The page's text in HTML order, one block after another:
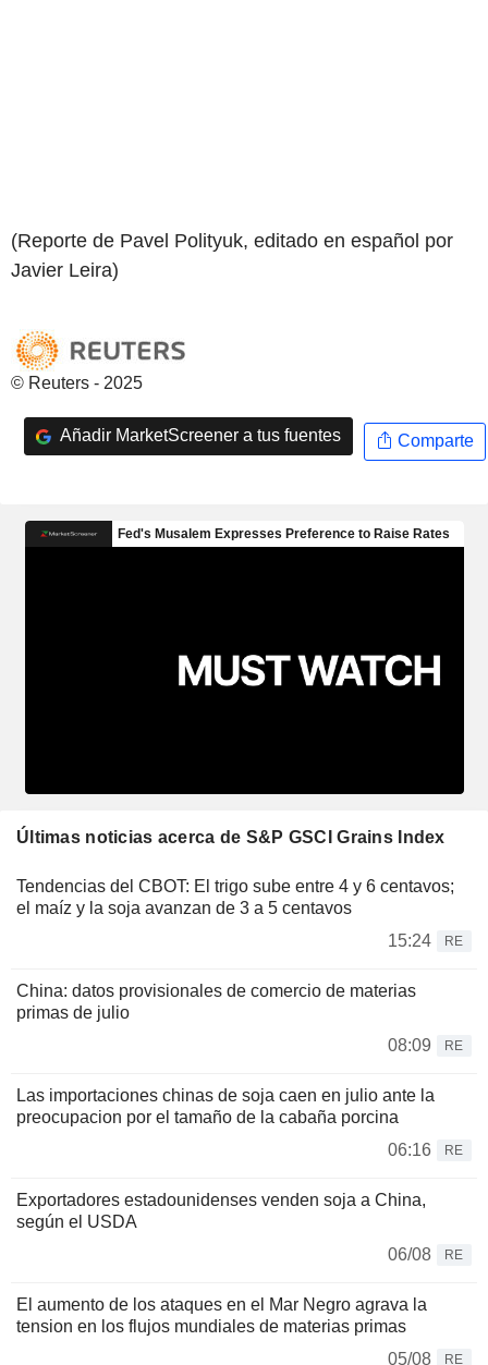
(Reporte de Pavel Polityuk, editado en español por
Javier Leira)
© Reuters - 2025
Añadir MarketScreener a tus fuentes Comparte
Últimas noticias acerca de S&P GSCI Grains Index
Tendencias del CBOT: El trigo sube entre 4 y 6 centavos;
el maíz y la soja avanzan de 3 a 5 centavos
15:24
RE
China: datos provisionales de comercio de materias
primas de julio
08:09
RE
Las importaciones chinas de soja caen en julio ante la
preocupacion por el tamaño de la cabaña porcina
06:16
RE
Exportadores estadounidenses venden soja a China,
según el USDA
06/08
RE
El aumento de los ataques en el Mar Negro agrava la
tension en los flujos mundiales de materias primas
05/08
RE